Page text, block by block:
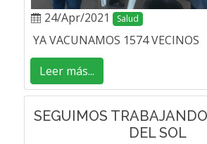
24/Apr/2021 Salud
YA VACUNAMOS 1574 VECINOS
Leer más...
SEGUIMOS
DEL SOL